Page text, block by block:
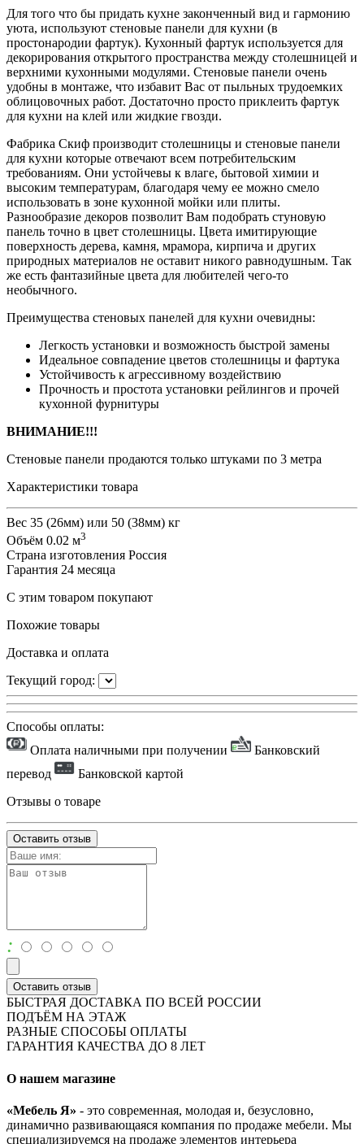
Для того что бы придать кухне законченный вид и гармонию
уюта, используют стеновые панели для кухни (в
простонародии фартук). Кухонный фартук используется для
декорирования открытого пространства между столешницей и
верхними кухонными модулями. Стеновые панели очень
удобны в монтаже, что избавит Вас от пыльных трудоемких
облицовочных работ. Достаточно просто приклеить фартук
для кухни на клей или жидкие гвозди.
Фабрика Скиф производит столешницы и стеновые панели
для кухни которые отвечают всем потребительским
требованиям. Они устойчевы к влаге, бытовой химии и
высоким температурам, благодаря чему ее можно смело
использовать в зоне кухонной мойки или плиты.
Разнообразие декоров позволит Вам подобрать стуновую
панель точно в цвет столешницы. Цвета имитирующие
поверхность дерева, камня, мрамора, кирпича и других
природных материалов не оставит никого равнодушным. Так
же есть фантазийные цвета для любителей чего-то
необычного.
Преимущества стеновых панелей для кухни очевидны:
Легкость установки и возможность быстрой замены
Идеальное совпадение цветов столешницы и фартука
Устойчивость к агрессивному воздействию
Прочность и простота установки рейлингов и прочей
кухонной фурнитуры
ВНИМАНИЕ!!!
Стеновые панели продаются только штуками по 3 метра
Характеристики товара
Вес 35 (26мм) или 50 (38мм) кг
Объём 0.02 м3
Страна изготовления Россия
Гарантия 24 месяца
С этим товаром покупают
Похожие товары
Доставка и оплата
Текущий город:
Способы оплаты:
Оплата наличными при получении
Банковский
перевод
Банковской картой
Отзывы о товаре
Оставить отзыв
:
Оставить отзыв
БЫСТРАЯ ДОСТАВКА ПО ВСЕЙ РОССИИ
ПОДЪЁМ НА ЭТАЖ
РАЗНЫЕ СПОСОБЫ ОПЛАТЫ
ГАРАНТИЯ КАЧЕСТВА ДО 8 ЛЕТ
О нашем магазине
«Мебель Я» - это современная, молодая и, безусловно,
динамично развивающаяся компания по продаже мебели. Мы
специализируемся на продаже элементов интерьера